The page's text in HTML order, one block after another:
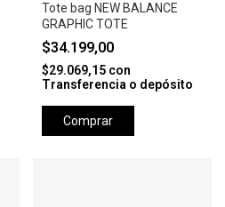
Tote bag NEW BALANCE
GRAPHIC TOTE
$34.199,00
$29.069,15 con
Transferencia o depósito
Comprar